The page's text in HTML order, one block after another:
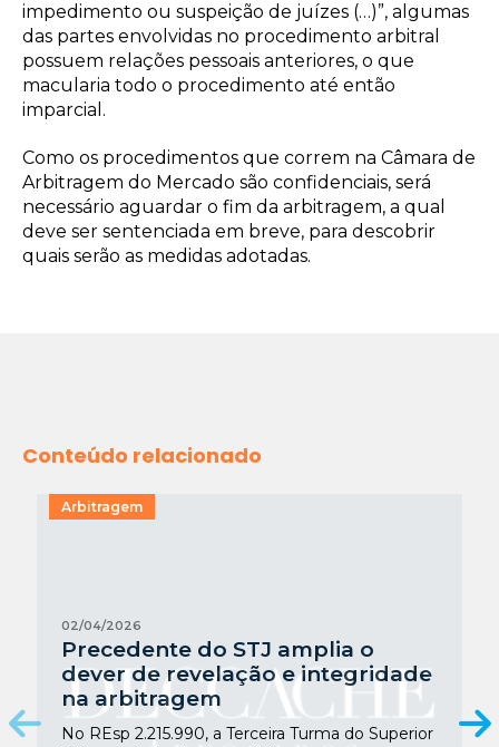
impedimento ou suspeição de juízes (…)”, algumas
das partes envolvidas no procedimento arbitral
possuem relações pessoais anteriores, o que
macularia todo o procedimento até então
imparcial.
Como os procedimentos que correm na Câmara de
Arbitragem do Mercado são confidenciais, será
necessário aguardar o fim da arbitragem, a qual
deve ser sentenciada em breve, para descobrir
quais serão as medidas adotadas.
Conteúdo relacionado
Arbitragem
02/04/2026
Precedente do STJ amplia o
dever de revelação e integridade
na arbitragem
No REsp 2.215.990, a Terceira Turma do Superior